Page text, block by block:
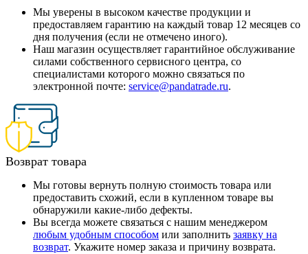
Мы уверены в высоком качестве продукции и
предоставляем гарантию на каждый товар 12 месяцев со
дня получения (если не отмечено иного).
Наш магазин осуществляет гарантийное обслуживание
силами собственного сервисного центра, со
специалистами которого можно связаться по
электронной почте: service@pandatrade.ru.
Возврат товара
Мы готовы вернуть полную стоимость товара или
предоставить схожий, если в купленном товаре вы
обнаружили какие-либо дефекты.
Вы всегда можете связаться с нашим менеджером
любым удобным способом или заполнить заявку на
возврат. Укажите номер заказа и причину возврата.